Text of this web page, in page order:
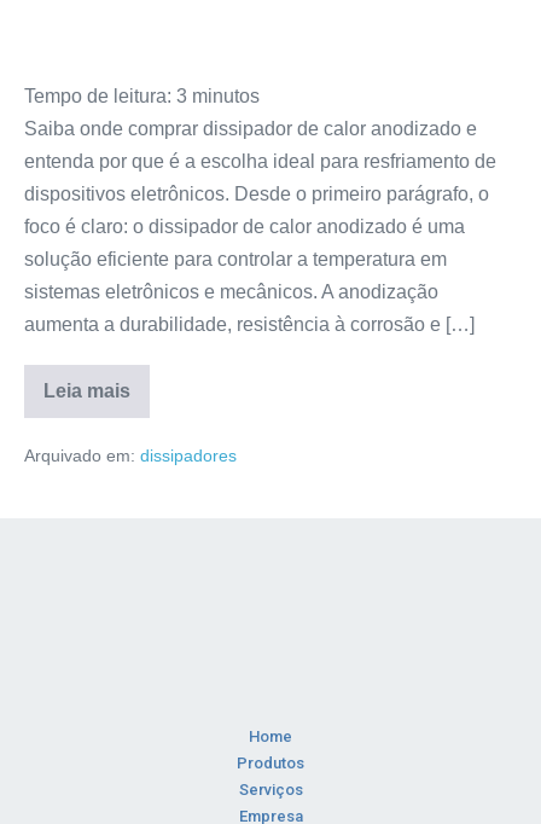
Tempo de leitura: 3 minutos
Saiba onde comprar dissipador de calor anodizado e
entenda por que é a escolha ideal para resfriamento de
dispositivos eletrônicos. Desde o primeiro parágrafo, o
foco é claro: o dissipador de calor anodizado é uma
solução eficiente para controlar a temperatura em
sistemas eletrônicos e mecânicos. A anodização
aumenta a durabilidade, resistência à corrosão e […]
Leia mais
Arquivado em: dissipadores
Home
Produtos
Serviços
Empresa